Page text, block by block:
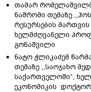
თამარ
ნაშრომი თემაზე
რესურსების
ხელმძღვანელი
გონაშვილი
ნატო ჭლიკაძემ
თემაზე ,,საოჯახო
საქართველოში”,
ეკონომიკის